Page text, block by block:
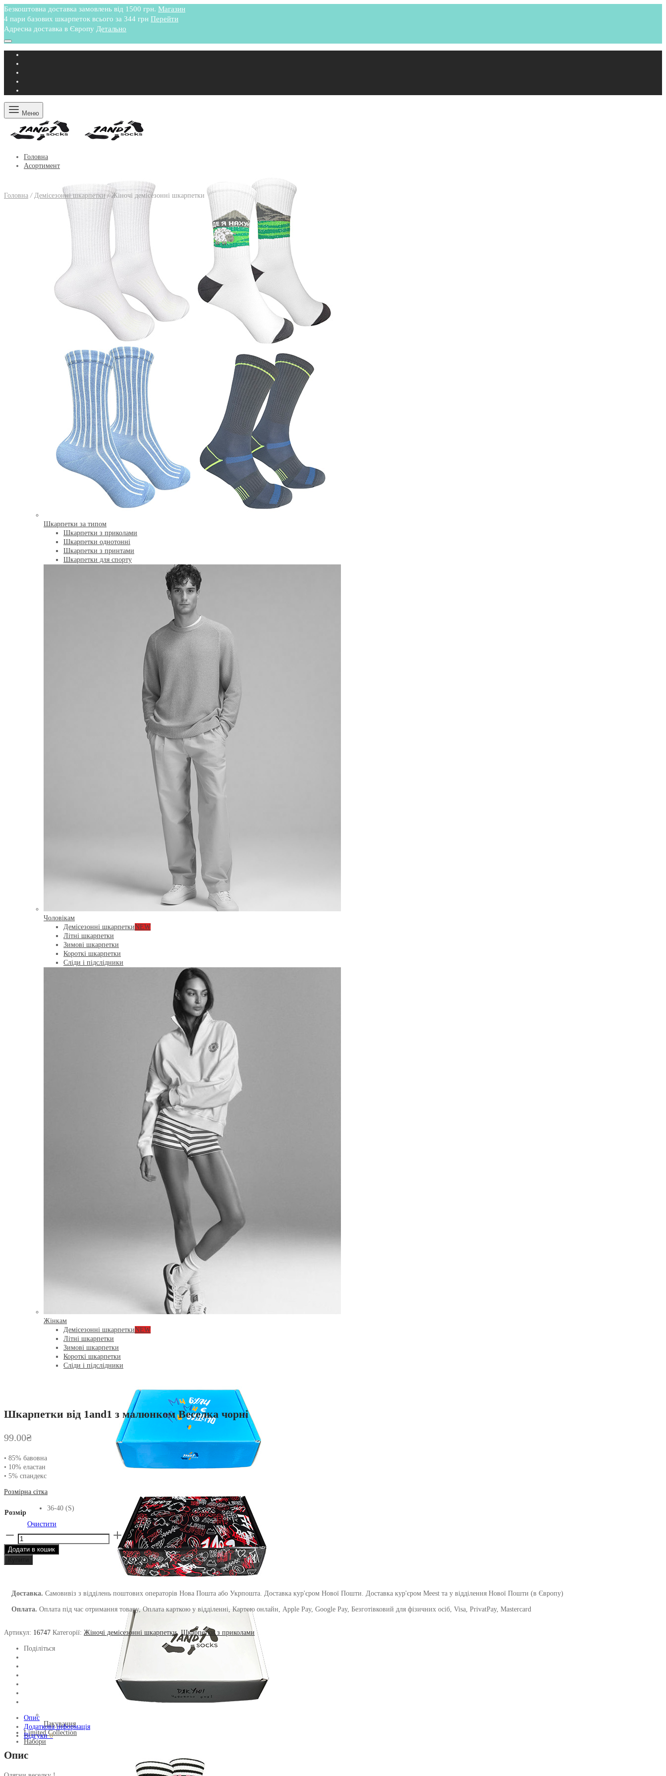
Безкоштовна доставка замовлень від 1500 грн. Магазин
4 пари базових шкарпеток всього за 344 грн Перейти
Адресна доставка в Європу Детально
Меню
Головна
Асортимент
Шкарпетки за типом
Шкарпетки з приколами
Шкарпетки однотонні
Шкарпетки з принтами
Шкарпетки для спорту
Чоловікам
Демісезонні шкарпеткиNEW
Літні шкарпетки
Зимові шкарпетки
Короткі шкарпетки
Сліди і підслідники
Жінкам
Демісезонні шкарпеткиNEW
Літні шкарпетки
Зимові шкарпетки
Короткі шкарпетки
Сліди і підслідники
Пакування
Limited Collection
Набори
Головна / Демісезонні шкарпетки /Жіночі демісезонні шкарпетки
Шкарпетки від 1and1 з малюнком Веселка чорні
99.00₴
• 85% бавовна
• 10% еластан
• 5% спандекс
Розмірна сітка
Розмір
36-40 (S)
Очистити
Шкарпетки
від
1and1
кількість
Додати в кошик
Доставка. Самовивіз з відділень поштових операторів Нова Пошта або Укрпошта. Доставка кур'єром Нової Пошти. Доставка кур'єром Meest та у відділення Нової Пошти (в Європу)
Оплата. Оплата під час отримання товару, Оплата карткою у відділенні, Картою онлайн, Apple Pay, Google Pay, Безготівковий для фізичних осіб, Visa, PrivatPay, Mastercard
Артикул: 16747 Категорії: Жіночі демісезонні шкарпетки, Шкарпетки з приколами
Поділіться
Опис
Додаткова інформація
Відгуки0
Опис